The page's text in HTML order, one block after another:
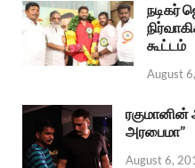
நடிகர்
கூட்டம்
August
ரகுமானின்
அரபைமா”
August 6,